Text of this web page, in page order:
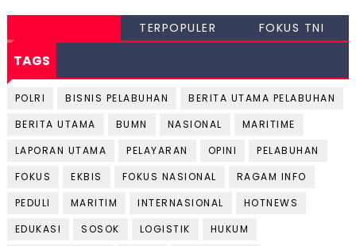
TERPOPULER FOKUS TNI
TAGS
POLRI BISNIS PELABUHAN
BERITA UTAMA PELABUHAN
BERITA UTAMA
BUMN NASIONAL
MARITIME
LAPORAN UTAMA
PELAYARAN OPINI
PELABUHAN
FOKUS
EKBIS FOKUS NASIONAL
RAGAM INFO
PEDULI
MARITIM INTERNASIONAL
HOTNEWS
EDUKASI
SOSOK LOGISTIK
HUKUM